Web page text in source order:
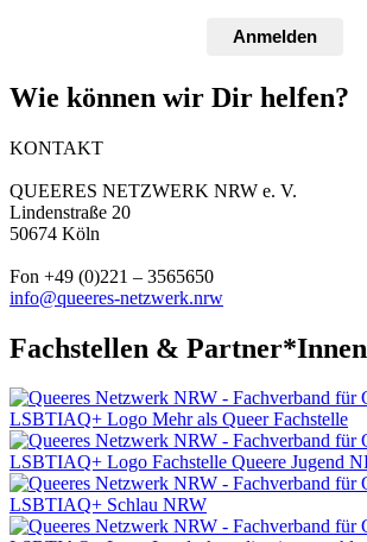
Anmelden
Wie können wir Dir helfen?
KONTAKT
QUEERES NETZWERK NRW e. V.
Lindenstraße 20
50674 Köln
Fon +49 (0)221 – 3565650
info@queeres-netzwerk.nrw
Fachstellen & Partner*Innen